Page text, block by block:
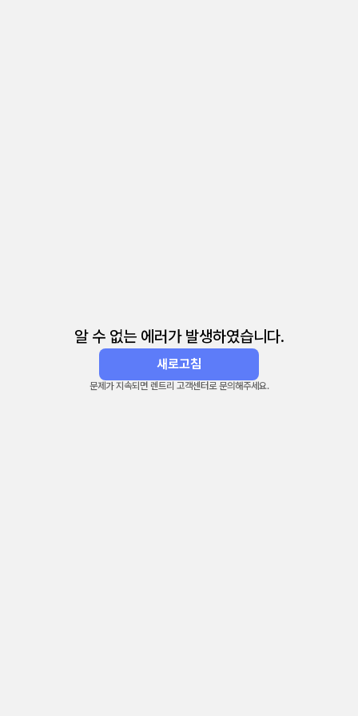
알 수 없는 에러가 발생하였습니다.
새로고침
문제가 지속되면 렌트리 고객센터로 문의해주세요.